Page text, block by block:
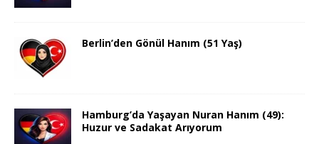
Berlin’den Gönül Hanım (51 Yaş)
Hamburg’da Yaşayan Nuran Hanım (49):
Huzur ve Sadakat Arıyorum